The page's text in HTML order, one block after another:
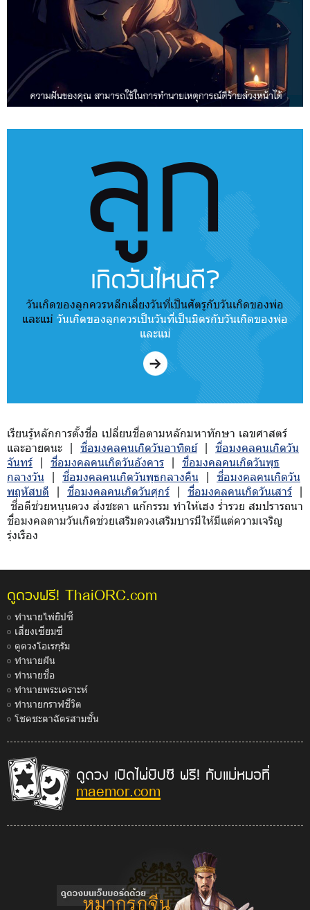
ลูก
เกิดวันไหนดี?
วันเกิดของลูกควรหลีกเลี่ยงวันที่เป็นศัตรูกับวันเกิดของพ่อ
และแม่ วันเกิดของลูกควรเป็นวันที่เป็นมิตรกับวันเกิดของพ่อ
และแม่
เรียนรู้หลักการตั้งชื่อ เปลี่ยนชื่อตามหลักมหาทักษา เลขศาสตร์
และอายตนะ | ชื่อมงคลคนเกิดวันอาทิตย์| ชื่อมงคลคนเกิดวัน
จันทร์ | ชื่อมงคลคนเกิดวันอังคาร | ชื่อมงคลคนเกิดวันพุธ
กลางวัน | ชื่อมงคลคนเกิดวันพุธกลางคืน | ชื่อมงคลคนเกิดวัน
พฤหัสบดี | ชื่อมงคลคนเกิดวันศุกร์ | ชื่อมงคลคนเกิดวันเสาร์ |
ชื่อดีช่วยหนุนดวง ส่งชะตา แก้กรรม ทำให้เฮง ร่ำรวย สมปรารถนา
ชื่อมงคลตามวันเกิดช่วยเสริมดวงเสริมบารมีให้มีแต่ความเจริญ
รุ่งเรือง
ดูดวงฟรี! ThaiORC.com
ทำนายไพ่ยิปซี
เสี่ยงเซียมซี
ดูดวงโอเรกุรัม
ทำนายฝัน
ทำนายชื่อ
ทำนายพระเคราะห์
ทำนายกราฟชีวิต
โชคชะตาฉัตรสามชั้น
ดูดวง เปิดไพ่ยิปซี ฟรี! กับแม่หมอที่
maemor.com